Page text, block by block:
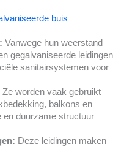
buis
Vanwege hun weerstand
gegalvaniseerde leidingen
sanitairsystemen voor
Ze worden vaak gebruikt
balkons en
en duurzame structuur
Deze leidingen maken